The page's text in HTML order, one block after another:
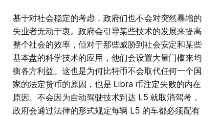
基于对社会稳定的考虑，政府们也不会对突然暴增的
失业者无动于衷。政府会引导某些技术的发展来提高
整个社会的效率，但对于那些威胁到社会安定和某些
基本盘的科学技术的应用，他们会设置大量门槛来均
衡各方利益。这也是为何比特币不会取代任何一个国
家的法定货币的原因，也是 Libra 币注定失败的内在
原因。不会因为自动驾驶技术到达 L5 就取消驾考，
政府会通过法律的形式规定每辆 L5 的车都必须配有